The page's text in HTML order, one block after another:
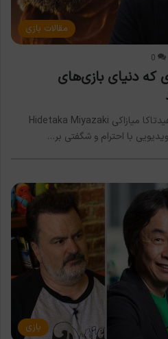
مقالات بازی
0
که دنیای بازی‌های
مقدمه: افسانه‌ساز دنیای بازی‌ها هیدتاکا میازاکی Hidetaka Miyazaki
با احترام و شگفتی بر…
بازی